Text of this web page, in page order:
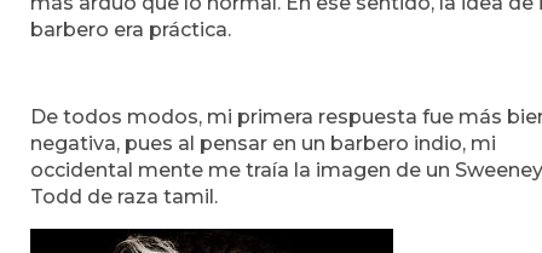
barbero era práctica.
De todos modos, mi primera respuesta fue más
negativa, pues al pensar en un barbero indio, mi
occidental mente me traía la imagen de un Sweeney
Todd de raza tamil.